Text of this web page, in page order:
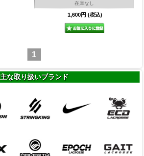
在庫なし
1,600円 (税込)
1
主な取り扱いブランド